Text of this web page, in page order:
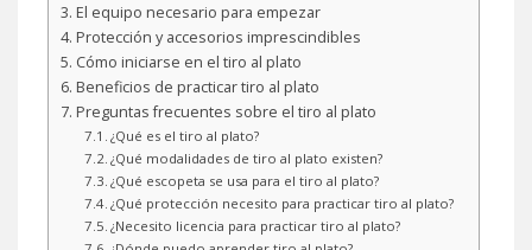
El equipo necesario para empezar
Protección y accesorios imprescindibles
Cómo iniciarse en el tiro al plato
Beneficios de practicar tiro al plato
Preguntas frecuentes sobre el tiro al plato
¿Qué es el tiro al plato?
¿Qué modalidades de tiro al plato existen?
¿Qué escopeta se usa para el tiro al plato?
¿Qué protección necesito para practicar tiro al plato?
¿Necesito licencia para practicar tiro al plato?